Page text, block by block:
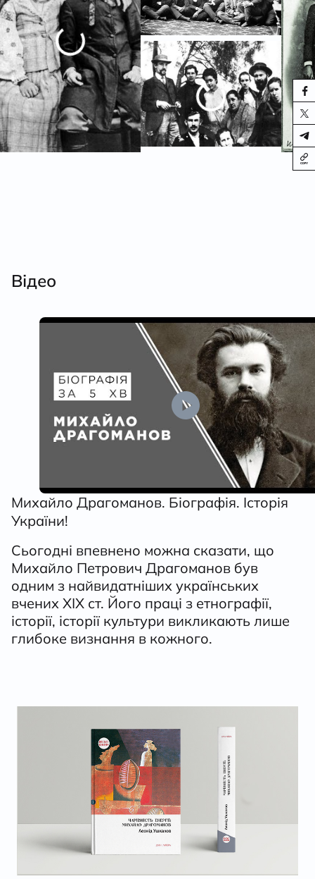
Відео
Михайло Драгоманов. Біографія. Історія
України!
Сьогодні впевнено можна сказати, що
Михайло Петрович Драгоманов був
одним з найвидатніших українських
вчених XIX ст. Його праці з етнографії,
історії, історії культури викликають лише
глибоке визнання в кожного.